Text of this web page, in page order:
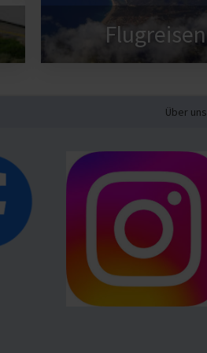
Flugreisen
Über uns